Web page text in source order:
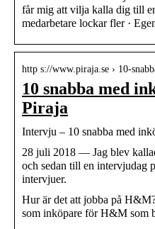
får mig att vilja kalla dig till
medarbetare lockar fler ·
http s://www.piraja.se › 10-
10 snabba med
Piraja
Intervju – 10 snabba med
28 juli 2018 — Jag blev
och sedan till en intervjudag
intervjuer.
Hur är det att jobba på
som inköpare för H&M som